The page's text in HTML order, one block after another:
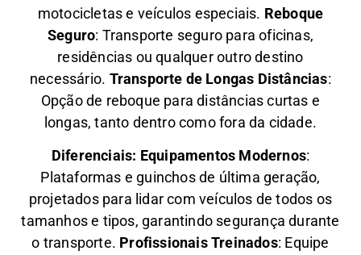
motocicletas e veículos especiais. Reboque
Seguro: Transporte seguro para oficinas,
residências ou qualquer outro destino
necessário. Transporte de Longas Distâncias:
Opção de reboque para distâncias curtas e
longas, tanto dentro como fora da cidade.
Diferenciais: Equipamentos Modernos:
Plataformas e guinchos de última geração,
projetados para lidar com veículos de todos os
tamanhos e tipos, garantindo segurança durante
o transporte. Profissionais Treinados: Equipe